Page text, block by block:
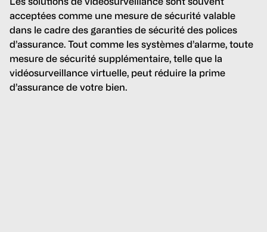
acceptées comme une mesure de sécurité valable
dans le cadre des garanties de sécurité des polices
d’assurance. Tout comme les systèmes d’alarme, toute
mesure de sécurité supplémentaire, telle que la
vidéosurveillance virtuelle, peut réduire la prime
d’assurance de votre bien.